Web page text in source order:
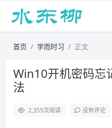
首页 学而时习 正文
Win10开机密码忘
法
2,355次阅读 没有评论